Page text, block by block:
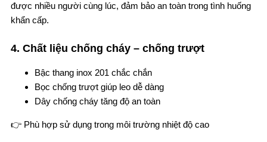
được nhiều người cùng lúc, đảm bảo an toàn trong tình huống
khẩn cấp.
4. Chất liệu chống cháy – chống trượt
Bậc thang inox 201 chắc chắn
Bọc chống trượt giúp leo dễ dàng
Dây chống cháy tăng độ an toàn
👉 Phù hợp sử dụng trong môi trường nhiệt độ cao